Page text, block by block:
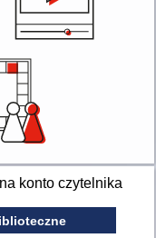
konto czytelnika